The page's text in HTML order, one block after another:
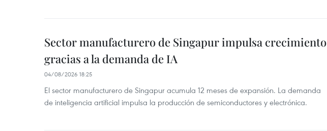
Sector manufacturero de Singapur impulsa crecimiento
gracias a la demanda de IA
04/08/2026 18:25
El sector manufacturero de Singapur acumula 12 meses de expansión. La demanda
de inteligencia artificial impulsa la producción de semiconductores y electrónica.